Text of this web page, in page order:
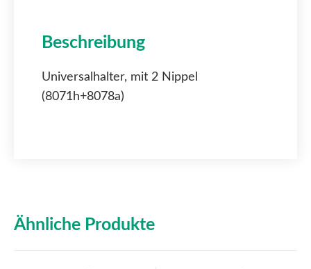
Beschreibung
Universalhalter, mit 2 Nippel
(8071h+8078a)
Ähnliche Produkte